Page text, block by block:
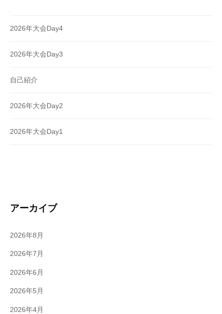
2026年大会Day4
2026年大会Day3
自己紹介
2026年大会Day2
2026年大会Day1
アーカイブ
2026年8月
2026年7月
2026年6月
2026年5月
2026年4月